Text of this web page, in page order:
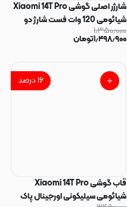
شارژر اصلی گوشی Xiaomi 14T Pro
شیائومی 120 وات فست شارژ دو
پین تک پورت رنگ سفید کد 30288
۱٫۳۵۰٫۰۰۰
۱٫۴۹۸٫۹۰۰تومان
۱۶درصد
قاب گوشی Xiaomi 14T Pro
شیائومی سیلیکونی اورجینال پاک